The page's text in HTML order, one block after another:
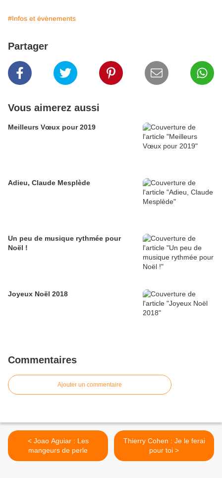
#Infos et évènements
Partager
Vous aimerez aussi
Meilleurs Vœux pour 2019
Adieu, Claude Mesplède
Un peu de musique rythmée pour
Noël !
Joyeux Noël 2018
Commentaires
Ajouter un commentaire
< Joao Aguiar : Les
mangeurs de perle
Thierry Cohen : Je le ferai
pour toi >